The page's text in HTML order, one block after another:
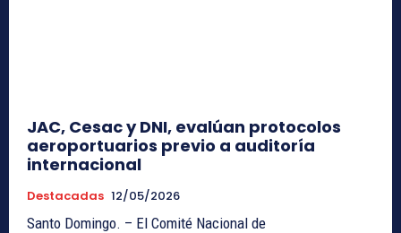
JAC, Cesac y DNI, evalúan protocolos
aeroportuarios previo a auditoría
internacional
Destacadas 12/05/2026
Santo Domingo. – El Comité Nacional de